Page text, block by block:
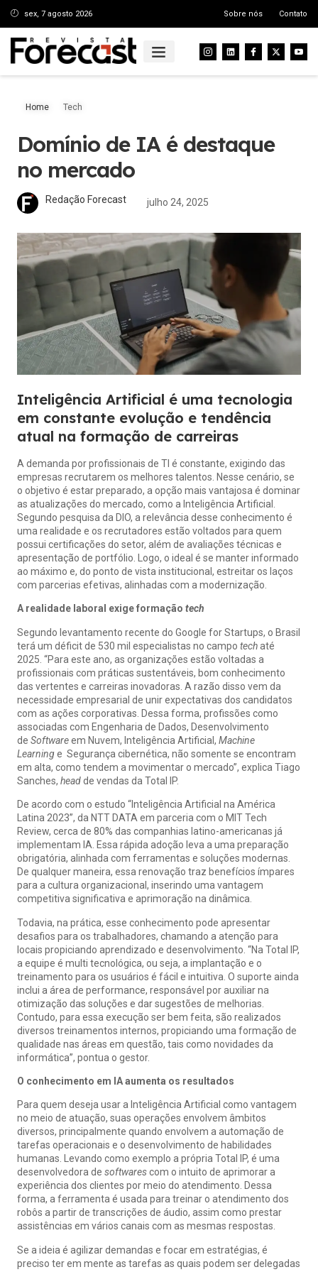
sex, 7 agosto 2026 Sobre nós Contato
Home Tech
Domínio de IA é destaque
no mercado
Redação Forecast julho 24, 2025
Inteligência Artificial é uma tecnologia
em constante evolução e tendência
atual na formação de carreiras
A demanda por profissionais de TI é constante, exigindo das
empresas recrutarem os melhores talentos. Nesse cenário, se
o objetivo é estar preparado, a opção mais vantajosa é dominar
as atualizações do mercado, como a Inteligência Artificial.
Segundo pesquisa da DIO, a relevância desse conhecimento é
uma realidade e os recrutadores estão voltados para quem
possui certificações do setor, além de avaliações técnicas e
apresentação de portfólio. Logo, o ideal é se manter informado
ao máximo e, do ponto de vista institucional, estreitar os laços
com parcerias efetivas, alinhadas com a modernização.
A realidade laboral exige formação tech
Segundo levantamento recente do Google for Startups, o Brasil
terá um déficit de 530 mil especialistas no campo techaté
2025. “Para este ano, as organizações estão voltadas a
profissionais com práticas sustentáveis, bom conhecimento
das vertentes e carreiras inovadoras. A razão disso vem da
necessidade empresarial de unir expectativas dos candidatos
com as ações corporativas. Dessa forma, profissões como
associadas com Engenharia de Dados, Desenvolvimento
de Softwareem Nuvem, Inteligência Artificial, Machine
Learninge Segurança cibernética, não somente se encontram
em alta, como tendem a movimentar o mercado”, explica Tiago
Sanches, headde vendas da Total IP.
De acordo com o estudo “Inteligência Artificial na América
Latina 2023”, da NTT DATA em parceria com o MIT Tech
Review, cerca de 80% das companhias latino-americanas já
implementam IA. Essa rápida adoção leva a uma preparação
obrigatória, alinhada com ferramentas e soluções modernas.
De qualquer maneira, essa renovação traz benefícios ímpares
para a cultura organizacional, inserindo uma vantagem
competitiva significativa e aprimoração na dinâmica.
Todavia, na prática, esse conhecimento pode apresentar
desafios para os trabalhadores, chamando a atenção para
locais propiciando aprendizado e desenvolvimento. “Na Total IP,
a equipe é multi tecnológica, ou seja, a implantação e o
treinamento para os usuários é fácil e intuitiva. O suporte ainda
inclui a área de performance, responsável por auxiliar na
otimização das soluções e dar sugestões de melhorias.
Contudo, para essa execução ser bem feita, são realizados
diversos treinamentos internos, propiciando uma formação de
qualidade nas áreas em questão, tais como novidades da
informática”, pontua o gestor.
O conhecimento em IA aumenta os resultados
Para quem deseja usar a Inteligência Artificial como vantagem
no meio de atuação, suas operações envolvem âmbitos
diversos, principalmente quando envolvem a automação de
tarefas operacionais e o desenvolvimento de habilidades
humanas. Levando como exemplo a própria Total IP, é uma
desenvolvedora de softwarescom o intuito de aprimorar a
experiência dos clientes por meio do atendimento. Dessa
forma, a ferramenta é usada para treinar o atendimento dos
robôs a partir de transcrições de áudio, assim como prestar
assistências em vários canais com as mesmas respostas.
Se a ideia é agilizar demandas e focar em estratégias, é
preciso ter em mente as tarefas as quais podem ser delegadas